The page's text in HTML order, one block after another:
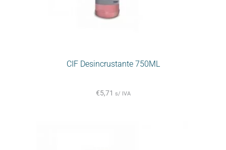
CIF Desincrustante 750ML
€5,71 s/ IVA